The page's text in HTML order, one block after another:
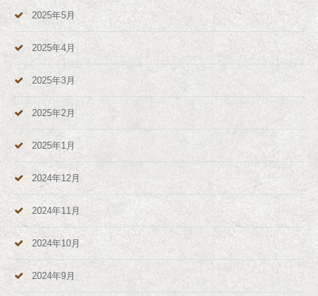
2025年5月
2025年4月
2025年3月
2025年2月
2025年1月
2024年12月
2024年11月
2024年10月
2024年9月